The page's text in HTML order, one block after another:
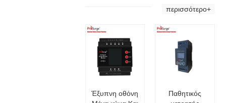
περισσότερο+
Έξυπνη οθόνη
Παθητικός